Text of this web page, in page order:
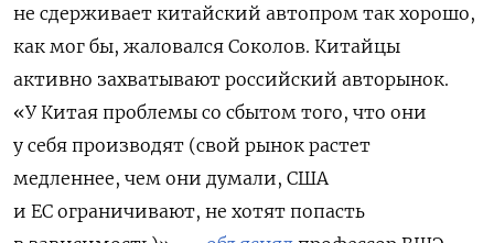
не сдерживает китайский автопром так хорошо,
как мог бы, жаловался Соколов. Китайцы
активно захватывают российский авторынок.
«У Китая проблемы со сбытом того, что они
у себя производят (свой рынок растет
медленнее, чем они думали, США
и ЕС ограничивают, не хотят попасть